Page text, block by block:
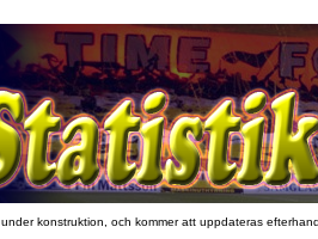
konstruktion, och kommer att uppdateras